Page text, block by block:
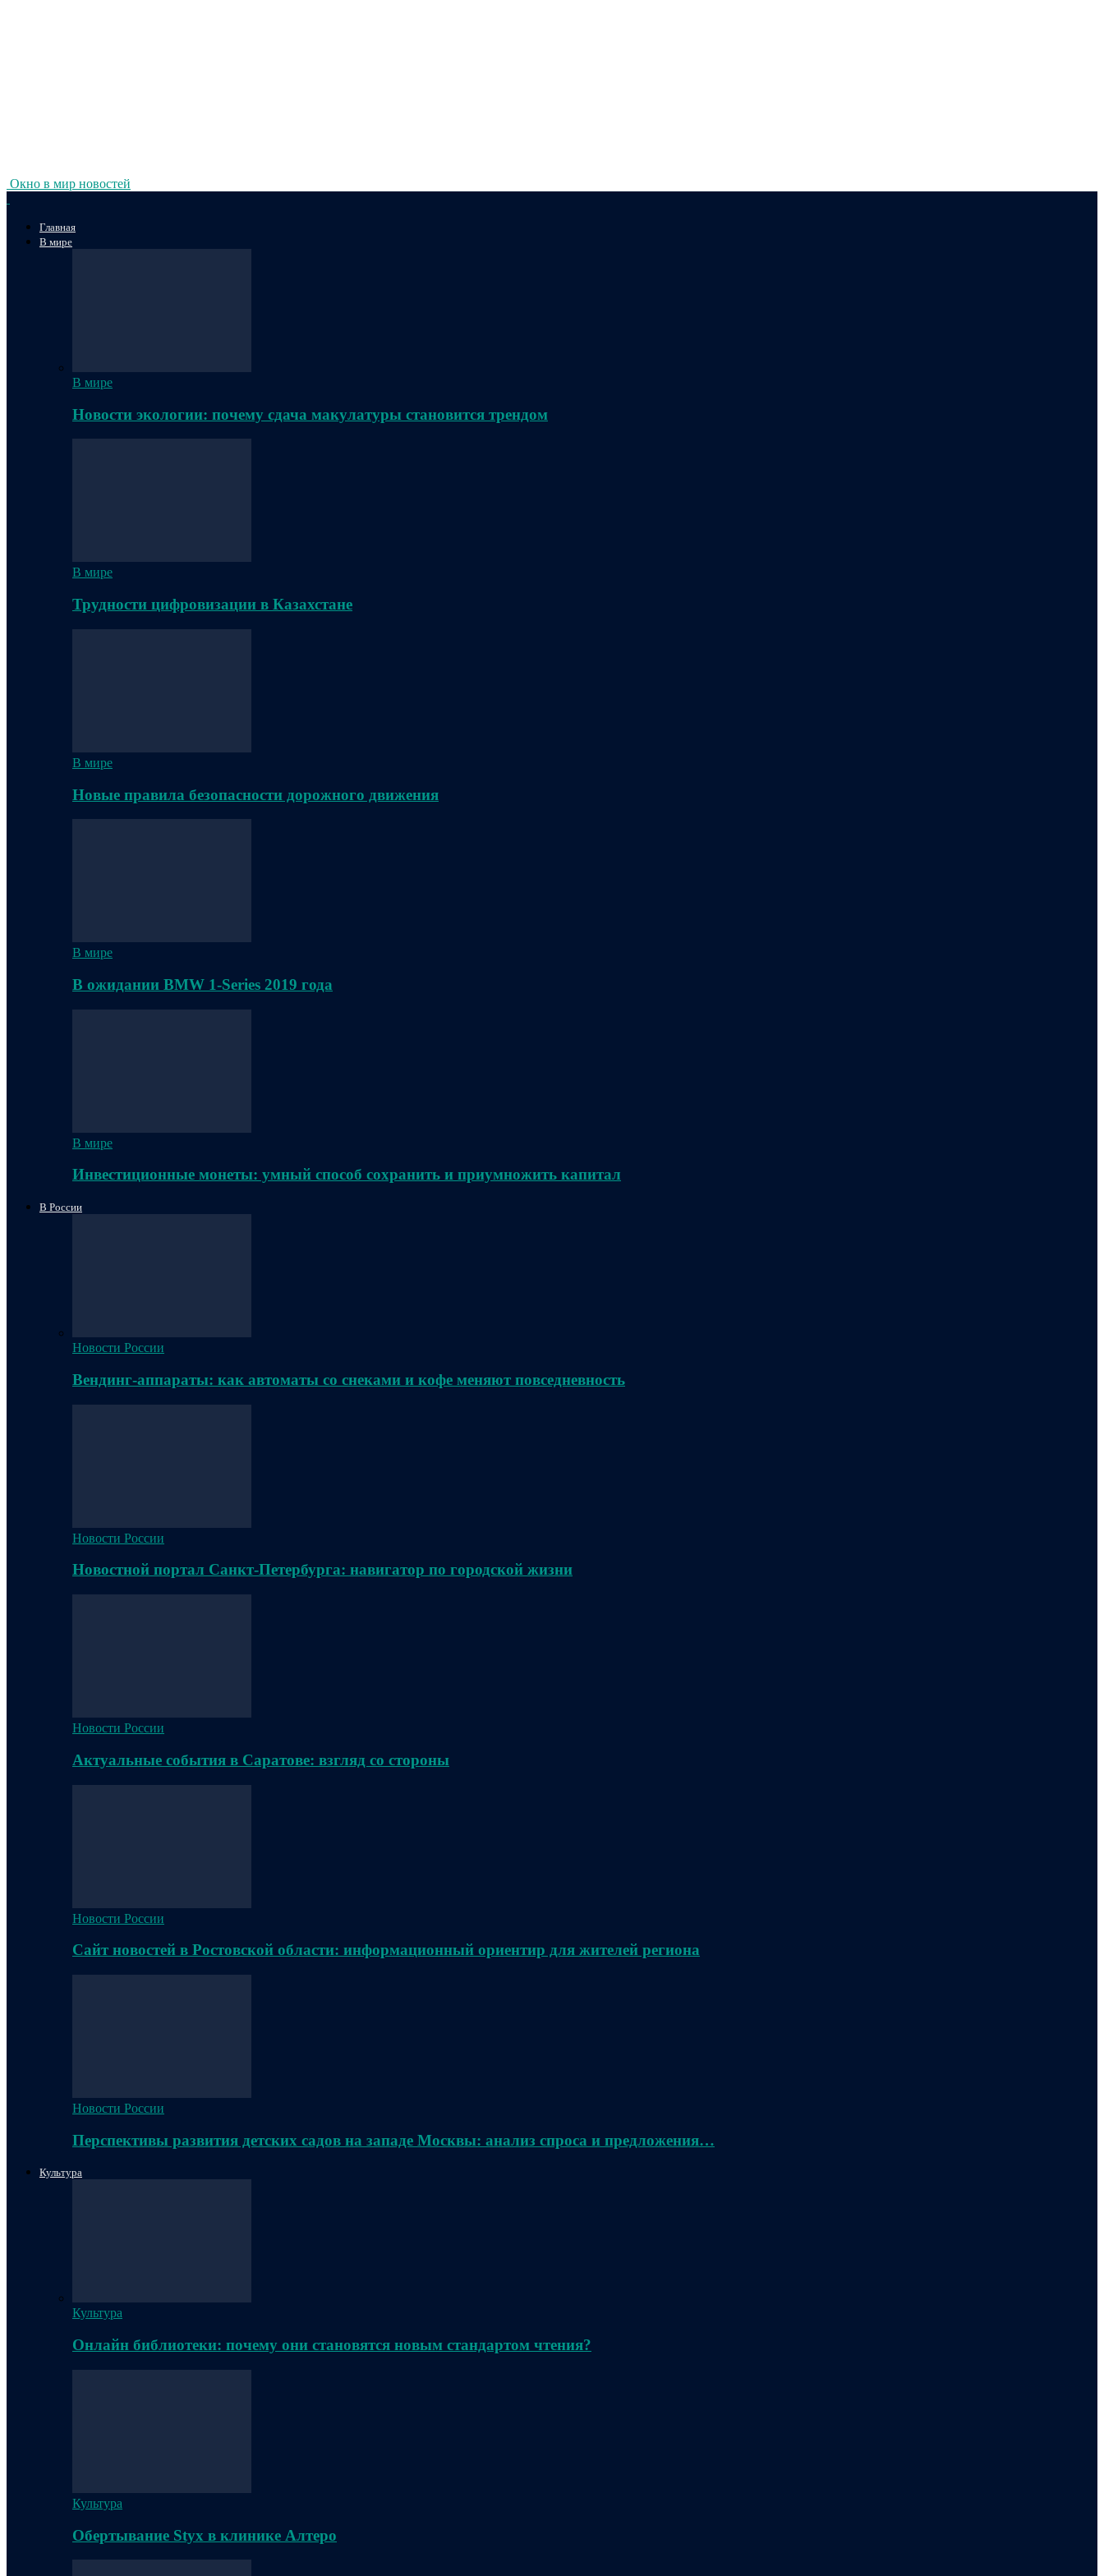
Окно в мир новостей
Главная
В мире
В мире
Новости экологии: почему сдача макулатуры становится трендом
В мире
Трудности цифровизации в Казахстане
В мире
Новые правила безопасности дорожного движения
В мире
В ожидании BMW 1-Series 2019 года
В мире
Инвестиционные монеты: умный способ сохранить и приумножить капитал
В России
Новости России
Вендинг-аппараты: как автоматы со снеками и кофе меняют повседневность
Новости России
Новостной портал Санкт-Петербурга: навигатор по городской жизни
Новости России
Актуальные события в Саратове: взгляд со стороны
Новости России
Сайт новостей в Ростовской области: информационный ориентир для жителей региона
Новости России
Перспективы развития детских садов на западе Москвы: анализ спроса и предложения…
Культура
Культура
Онлайн библиотеки: почему они становятся новым стандартом чтения?
Культура
Обертывание Styx в клинике Алтеро